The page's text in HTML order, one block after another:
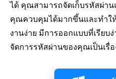
ได้ คุณสามารถจัดเก็บรหัสผ่า
คุณควบคุมได้มากขึ้นและทำใ
งานง่าย มีการออกแบบที่เรียบ
จัดการรหัสผ่านของคุณเป็นเรื่อ